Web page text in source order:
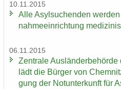
10.11.2015
Alle Asyl­su­chen­den
nah­me­ein­rich­tung
06.11.2015
Zen­tra­le
lädt die Bür­ger von
gung der Not­un­ter­kunft für